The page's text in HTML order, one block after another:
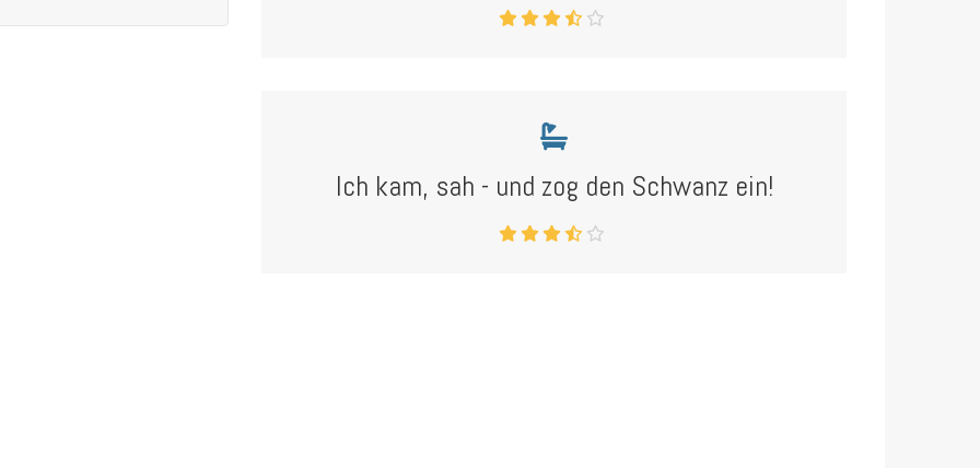
Ich kam, sah - und zog den Schwanz ein!